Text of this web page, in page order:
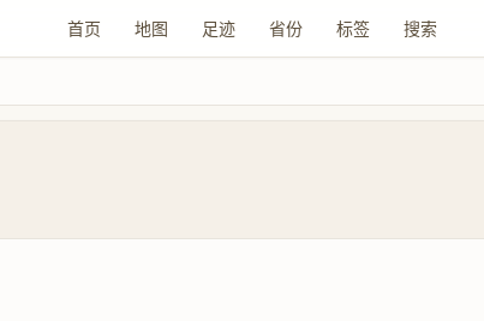
首页 地图 足迹 省份 标签 搜索